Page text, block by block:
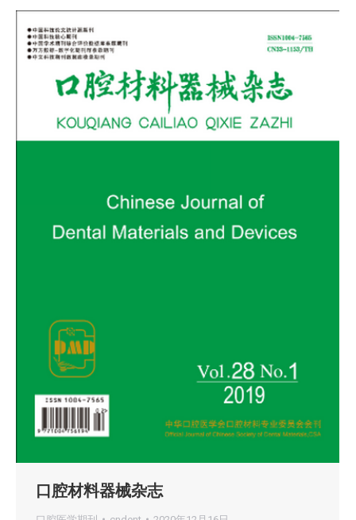
口腔材料器械杂志